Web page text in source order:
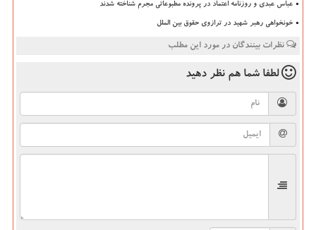
عباس عبدی و روزنامه اعتماد در پرونده مطبوعاتی مجرم شناخته شدند
خونخواهی رهبر شهید در ترازوی حقوق بین الملل
نظرات بینندگان در مورد این مطلب
لطفا شما هم نظر دهید